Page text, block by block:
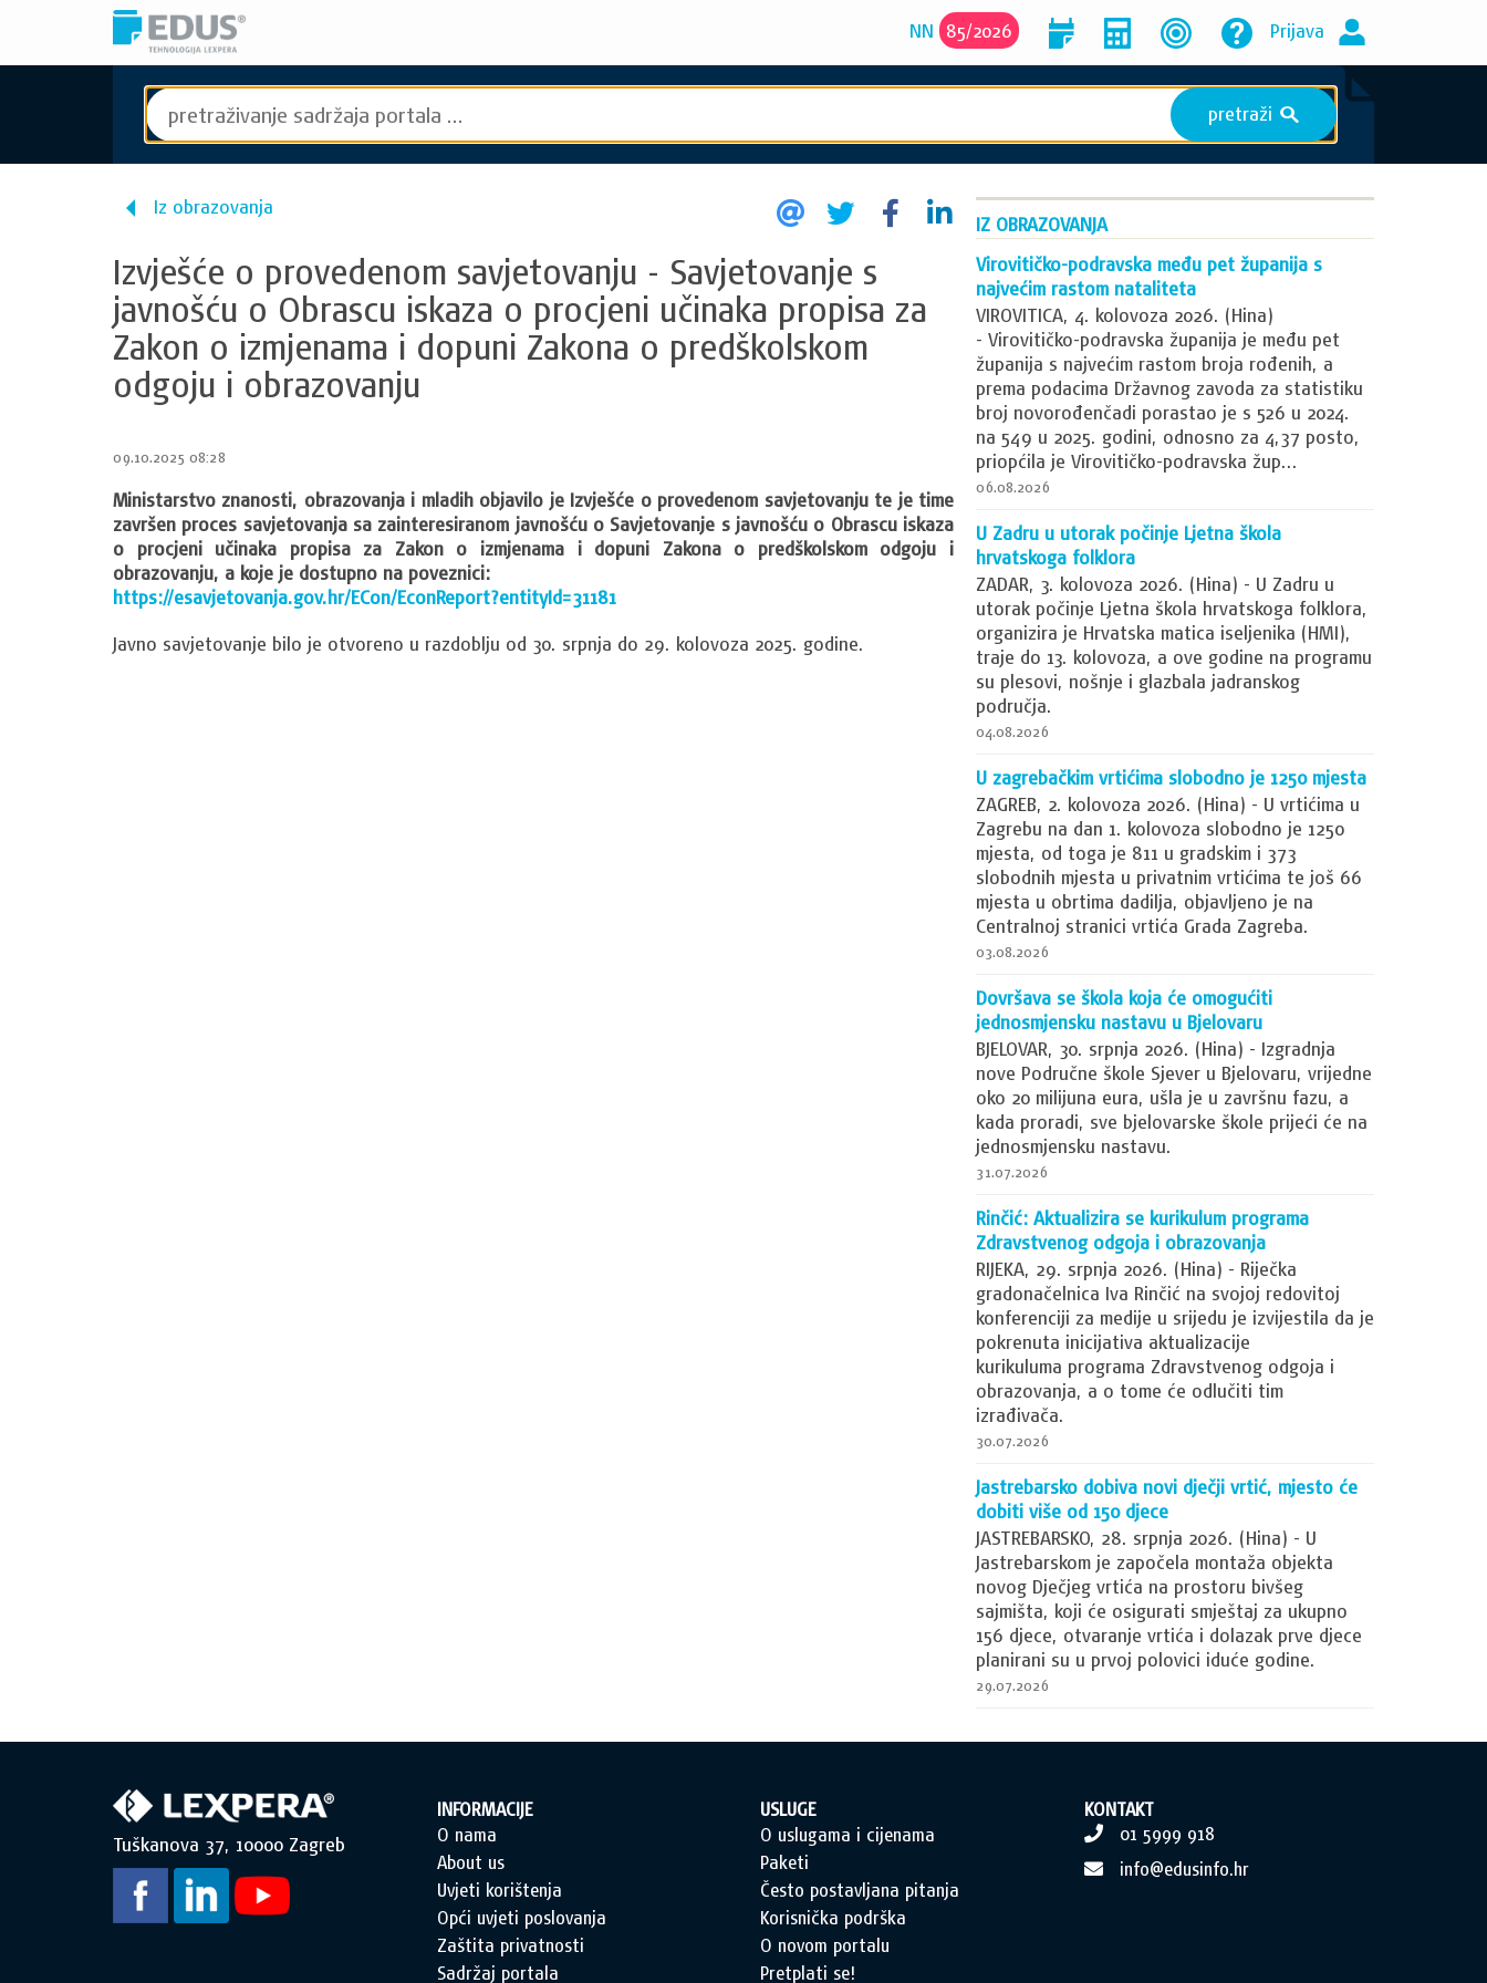
NN 85/2026 Prijava
pretraži S
Iz obrazovanja
Izvješće o provedenom savjetovanju - Savjetovanje s
javnošću o Obrascu iskaza o procjeni učinaka propisa za
Zakon o izmjenama i dopuni Zakona o predškolskom
odgoju i obrazovanju
09.10.2025 08:28
Ministarstvo znanosti, obrazovanja i mladih objavilo je Izvješće o provedenom savjetovanjute je time
završen proces savjetovanja sa zainteresiranom javnošću o Savjetovanje s javnošću o Obrascu iskaza
o procjeni učinaka propisa za Zakon o izmjenama i dopuni Zakona o predškolskom odgoju i
obrazovanju, a koje je dostupno na poveznici:
https://esavjetovanja.gov.hr/ECon/EconReport?entityId=31181
Javno savjetovanje bilo je otvoreno u razdoblju od 30. srpnja do 29. kolovoza 2025. godine.
IZ OBRAZOVANJA
Virovitičko-podravska među pet županija s
najvećim rastom nataliteta
VIROVITICA, 4. kolovoza 2026. (Hina)
- Virovitičko-podravska županija je među pet
županija s najvećim rastom broja rođenih, a
prema podacima Državnog zavoda za statistiku
broj novorođenčadi porastao je s 526 u 2024.
na 549 u 2025. godini, odnosno za 4,37 posto,
priopćila je Virovitičko-podravska žup...
06.08.2026
U Zadru u utorak počinje Ljetna škola
hrvatskoga folklora
ZADAR, 3. kolovoza 2026. (Hina) - U Zadru u
utorak počinje Ljetna škola hrvatskoga folklora,
organizira je Hrvatska matica iseljenika (HMI),
traje do 13. kolovoza, a ove godine na programu
su plesovi, nošnje i glazbala jadranskog
područja.
04.08.2026
U zagrebačkim vrtićima slobodno je 1250 mjesta
ZAGREB, 2. kolovoza 2026. (Hina) - U vrtićima u
Zagrebu na dan 1. kolovoza slobodno je 1250
mjesta, od toga je 811 u gradskim i 373
slobodnih mjesta u privatnim vrtićima te još 66
mjesta u obrtima dadilja, objavljeno je na
Centralnoj stranici vrtića Grada Zagreba.
03.08.2026
Dovršava se škola koja će omogućiti
jednosmjensku nastavu u Bjelovaru
BJELOVAR, 30. srpnja 2026. (Hina) - Izgradnja
nove Područne škole Sjever u Bjelovaru, vrijedne
oko 20 milijuna eura, ušla je u završnu fazu, a
kada proradi, sve bjelovarske škole prijeći će na
jednosmjensku nastavu.
31.07.2026
Rinčić: Aktualizira se kurikulum programa
Zdravstvenog odgoja i obrazovanja
RIJEKA, 29. srpnja 2026. (Hina) - Riječka
gradonačelnica Iva Rinčić na svojoj redovitoj
konferenciji za medije u srijedu je izvijestila da je
pokrenuta inicijativa aktualizacije
kurikuluma programa Zdravstvenog odgoja i
obrazovanja, a o tome će odlučiti tim
izrađivača.
30.07.2026
Jastrebarsko dobiva novi dječji vrtić, mjesto će
dobiti više od 150 djece
JASTREBARSKO, 28. srpnja 2026. (Hina) - U
Jastrebarskom je započela montaža objekta
novog Dječjeg vrtića na prostoru bivšeg
sajmišta, koji će osigurati smještaj za ukupno
156 djece, otvaranje vrtića i dolazak prve djece
planirani su u prvoj polovici iduće godine.
29.07.2026
Tuškanova 37, 10000 Zagreb
INFORMACIJE
O nama
About us
Uvjeti korištenja
Opći uvjeti poslovanja
Zaštita privatnosti
Sadržaj portala
USLUGE
O uslugama i cijenama
Paketi
Često postavljana pitanja
Korisnička podrška
O novom portalu
Pretplati se!
KONTAKT
01 5999 918
info@edusinfo.hr